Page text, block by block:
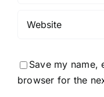
Save my name,
browser for the